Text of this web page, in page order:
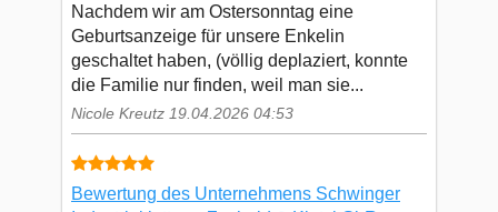
Nachdem wir am Ostersonntag eine
Geburtsanzeige für unsere Enkelin
geschaltet haben, (völlig deplaziert, konnte
die Familie nur finden, weil man sie...
Nicole Kreutz 19.04.2026 04:53
Bewertung des Unternehmens Schwinger